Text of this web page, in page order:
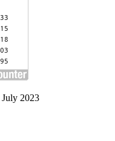
2023